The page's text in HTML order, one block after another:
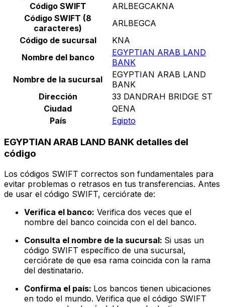
Código SWIFT
ARLBEGCAKNA
Código SWIFT (8
caracteres)
ARLBEGCA
Código de sucursal
KNA
Nombre del banco
EGYPTIAN ARAB LAND
BANK
Nombre de la sucursal
EGYPTIAN ARAB LAND
BANK
Dirección
33 DANDRAH BRIDGE ST
Ciudad
QENA
País
Egipto
EGYPTIAN ARAB LAND BANK detalles del
código
Los códigos SWIFT correctos son fundamentales para
evitar problemas o retrasos en tus transferencias. Antes
de usar el código SWIFT, cerciórate de:
Verifica el banco: Verifica dos veces que el
nombre del banco coincida con el del banco.
Consulta el nombre de la sucursal: Si usas un
código SWIFT específico de una sucursal,
cerciórate de que esa rama coincida con la rama
del destinatario.
Confirma el país: Los bancos tienen ubicaciones
en todo el mundo. Verifica que el código SWIFT